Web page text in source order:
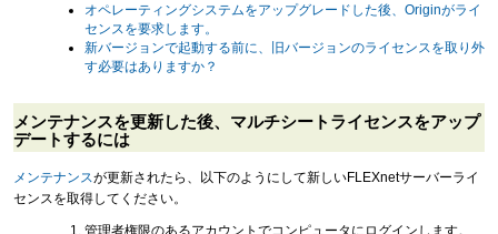
オペレーティングシステムをアップグレードした後、Originがライ
センスを要求します。
新バージョンで起動する前に、旧バージョンのライセンスを取り外
す必要はありますか？
メンテナンスを更新した後、マルチシートライセンスをアップ
デートするには
メンテナンスが更新されたら、以下のようにして新しいFLEXnetサーバーライ
センスを取得してください。
管理者権限のあるアカウントでコンピュータにログインします。